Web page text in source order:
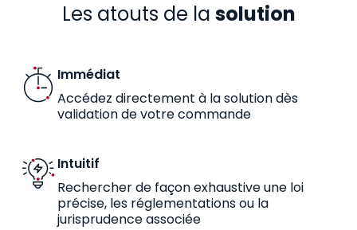
Les atouts de la solution
Immédiat
Accédez directement à la solution dès
validation de votre commande
Intuitif
Rechercher de façon exhaustive une loi
précise, les réglementations ou la
jurisprudence associée